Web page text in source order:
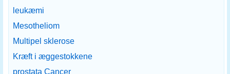
leukæmi
Mesotheliom
Multipel sklerose
Kræft i æggestokkene
prostata Cancer